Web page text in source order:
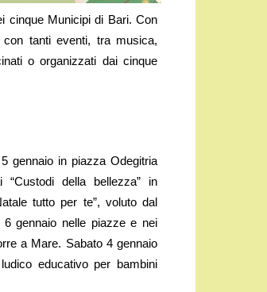
cinque Municipi di Bari. Con
con tanti eventi, tra musica,
o organizzati dai cinque
gennaio in piazza Odegitria
della bellezza” in
tutto per te”, voluto dal
gennaio nelle piazze e nei
a Mare. Sabato 4 gennaio
educativo per bambini